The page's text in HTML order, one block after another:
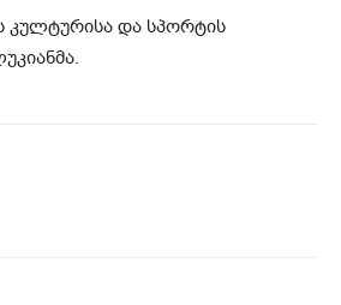
კულტურისა და სპორტის